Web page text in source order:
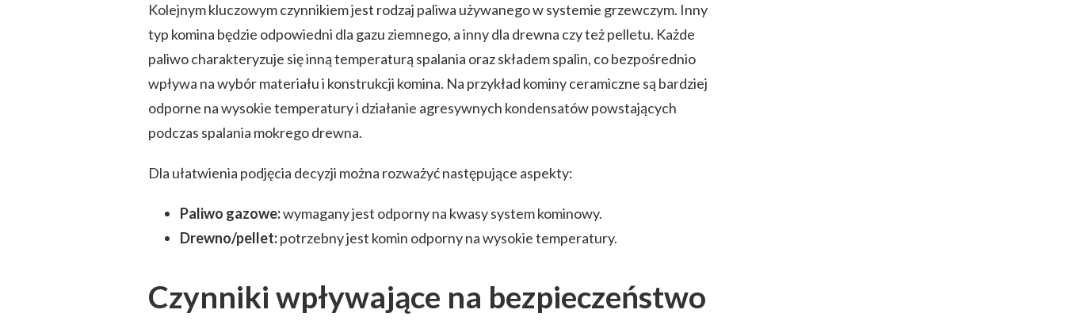
Kolejnym kluczowym czynnikiem jest rodzaj paliwa używanego w systemie grzewczym. Inny
typ komina będzie odpowiedni dla gazu ziemnego, a inny dla drewna czy też pelletu. Każde
paliwo charakteryzuje się inną temperaturą spalania oraz składem spalin, co bezpośrednio
wpływa na wybór materiału i konstrukcji komina. Na przykład kominy ceramiczne są bardziej
odporne na wysokie temperatury i działanie agresywnych kondensatów powstających
podczas spalania mokrego drewna.
Dla ułatwienia podjęcia decyzji można rozważyć następujące aspekty:
Paliwo gazowe:wymagany jest odporny na kwasy system kominowy.
Drewno/pellet:potrzebny jest komin odporny na wysokie temperatury.
Czynniki wpływające na bezpieczeństwo